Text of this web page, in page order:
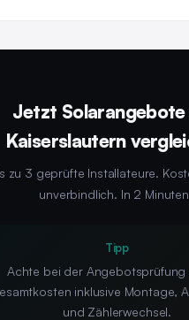
Jetzt Solarangebote
Kaiserslautern
zu 3 geprüfte Installateure.
unverbindlich. In 2
Tipp
Achte bei der Angebotsprüfung
inklusive Montage,
und Zählerwechsel.